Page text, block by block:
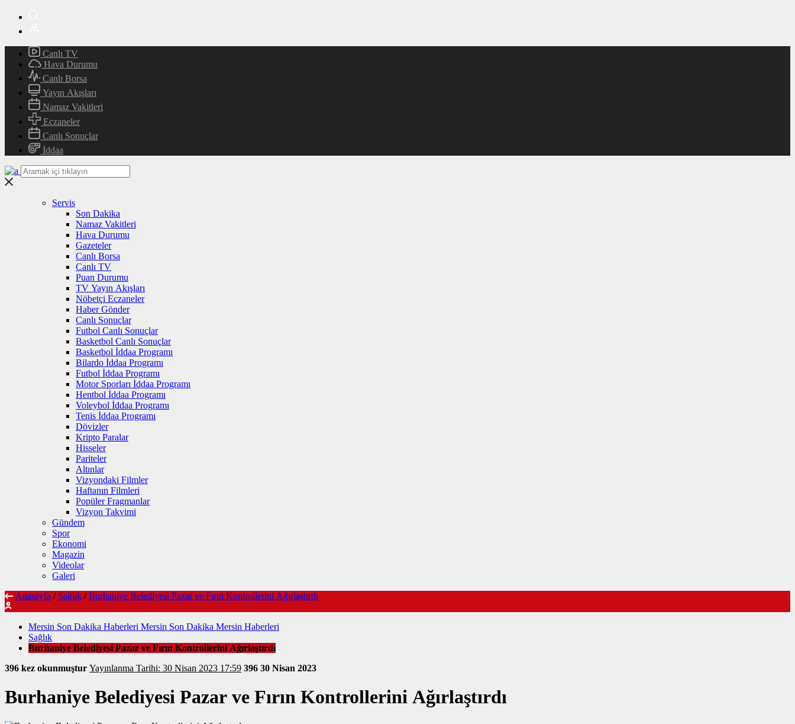
Canlı TV
Hava Durumu
Canlı Borsa
Yayın Akışları
Namaz Vakitleri
Eczaneler
Canlı Sonuçlar
İddaa
Servis
Son Dakika
Namaz Vakitleri
Hava Durumu
Gazeteler
Canlı Borsa
Canlı TV
Puan Durumu
TV Yayın Akışları
Nöbetçi Eczaneler
Haber Gönder
Canlı Sonuçlar
Futbol Canlı Sonuçlar
Basketbol Canlı Sonuçlar
Basketbol İddaa Programı
Bilardo İddaa Programı
Futbol İddaa Programı
Motor Sporları İddaa Programı
Hentbol İddaa Programı
Voleybol İddaa Programı
Tenis İddaa Programı
Dövizler
Kripto Paralar
Hisseler
Pariteler
Altınlar
Vizyondaki Filmler
Haftanın Filmleri
Popüler Fragmanlar
Vizyon Takvimi
Gündem
Spor
Ekonomi
Magazin
Videolar
Galeri
Anasayfa / Sağlık / Burhaniye Belediyesi Pazar ve Fırın Kontrollerini Ağırlaştırdı
Mersin Son Dakika Haberleri Mersin Son Dakika Mersin Haberleri
Sağlık
Burhaniye Belediyesi Pazar ve Fırın Kontrollerini Ağırlaştırdı
396 kez okunmuştur
Yayınlanma Tarihi: 30 Nisan 2023 17:59 396 30 Nisan 2023
Burhaniye Belediyesi Pazar ve Fırın Kontrollerini Ağırlaştırdı